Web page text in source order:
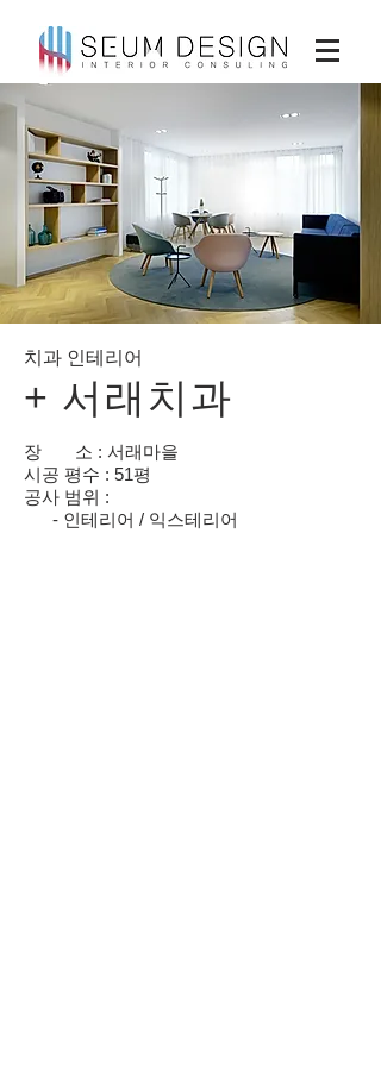
치과 인테리어
+ 서래치과
장 소 : 서래마을
시공 평수 : 51평
공사 범위 :
- 인테리어 / 익스테리어